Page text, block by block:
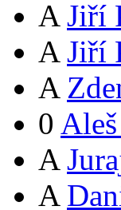
A Jiří
A Jiří
A
0
A
A